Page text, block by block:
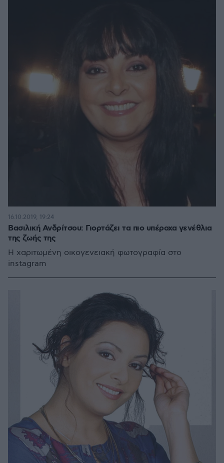
Βασιλική Ανδρίτσου: Γιορτάζει τα πιο υπέροχα γενέθλια
της ζωής της
Η χαριτωμένη οικογενειακή φωτογραφία στο
instagram
16.10.2019, 19:24